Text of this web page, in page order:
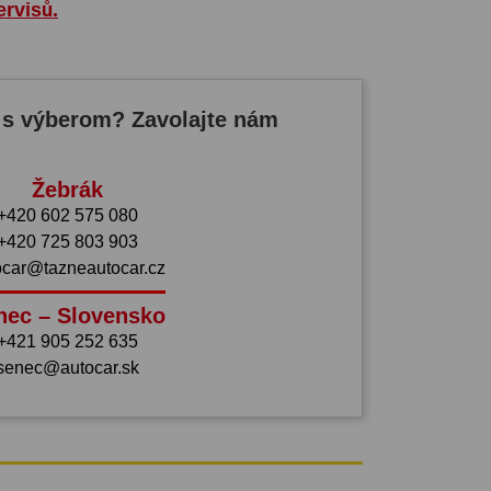
výberom? Zavolajte nám
Žebrák
602 575 080
725 803 903
– Slovensko
905 252 635